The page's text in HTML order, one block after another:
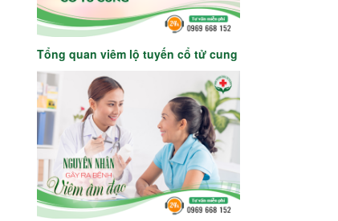
Tổng quan viêm lộ tuyến cổ tử cung